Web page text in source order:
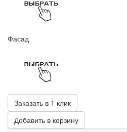
Фасад
Заказать в 1 клик
Добавить в корзину